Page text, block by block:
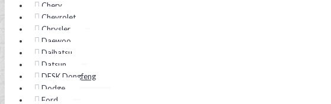
Chery
Chevrolet
Chrysler
Daewoo
Daihatsu
Datsun
DFSK Dongfeng
Dodge
Ford